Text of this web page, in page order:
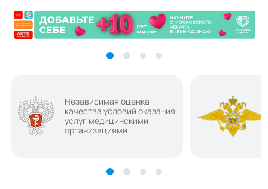
Независимая оценка
качества условий оказания
услуг медицинскими
организациями